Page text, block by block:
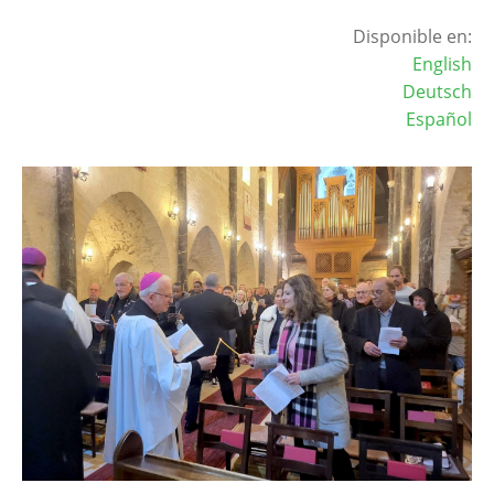
Disponible en:
English
Deutsch
Español
Image